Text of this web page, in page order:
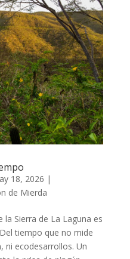
18, 2026 |
de Mierda
Sierra de La Laguna es
tiempo que no mide
ni ecodesarrollos. Un